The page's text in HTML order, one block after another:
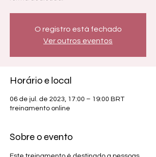
O registro está fechado
Ver outros eventos
Horário e local
06 de jul. de 2023, 17:00 – 19:00 BRT
treinamento online
Sobre o evento